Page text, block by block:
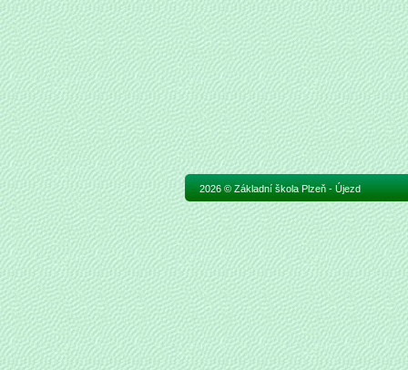
2026 © Základní škola Plzeň - Újezd